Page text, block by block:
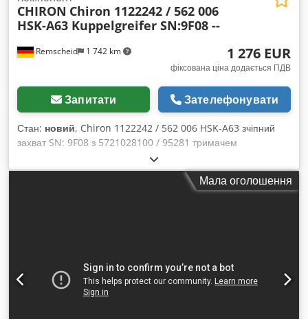
технічна документація знаходиться у доданому файлі.
Опція: Автоматична роботизована осередок ARMIN (2024)
Remscheid 1 742 km
CHIRON Chiron 1122242 / 562 006
HSK-A63 Kuppelgreifer SN:9F08 --
1 276 EUR
фіксована ціна додається ПДВ
Запитати Зателефонувати
Стан: новий, Chiron 1122242 / 562 006 HSK-A63 зчіпний
захват SN: 9F08 з 5721028100 / 95281 тримачем
інструмента 1088539/00 CW49/15, невживаний, повністю
справний, комплектація згідно з фото. Chodpfszpcv Rox
Мала оголошення